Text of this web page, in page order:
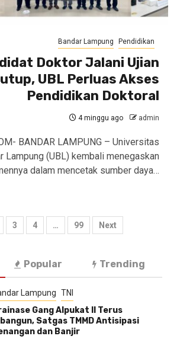
Bandar Lampung Pendidikan
Doktor Jalani Ujian
UBL Perluas Akses
Pendidikan Doktoral
4 minggu ago admin
BANDAR LAMPUNG – Universitas
Lampung (UBL) kembali menegaskan
dalam mencetak sumber daya…
3 4 … 99 Next
Popular Trending
Lampung TNI
Gang Alpukat II Terus
Satgas TMMD Antisipasi
dan Banjir